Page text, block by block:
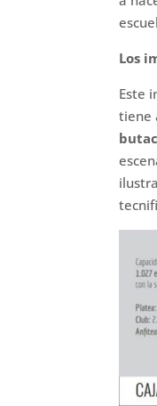
Los
Este
tiene